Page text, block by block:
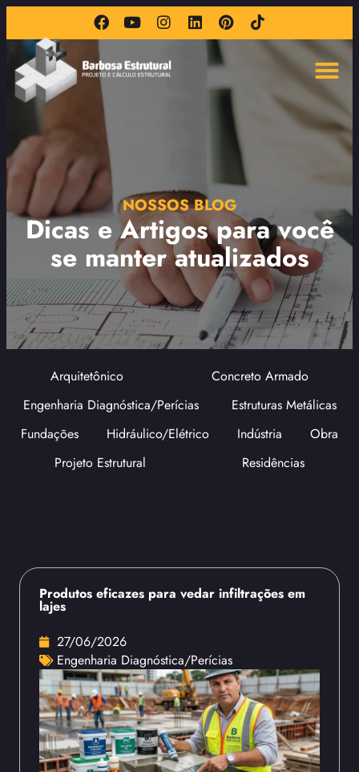
NOSSOS BLOG
Dicas e Artigos para você
se manter atualizados
Arquitetônico
Concreto Armado
Engenharia Diagnóstica/Perícias
Estruturas Metálicas
Fundações
Hidráulico/Elétrico Indústria
Obra
Projeto Estrutural
Residências
Produtos eficazes para vedar infiltrações em
lajes
27/06/2026
Engenharia Diagnóstica/Perícias